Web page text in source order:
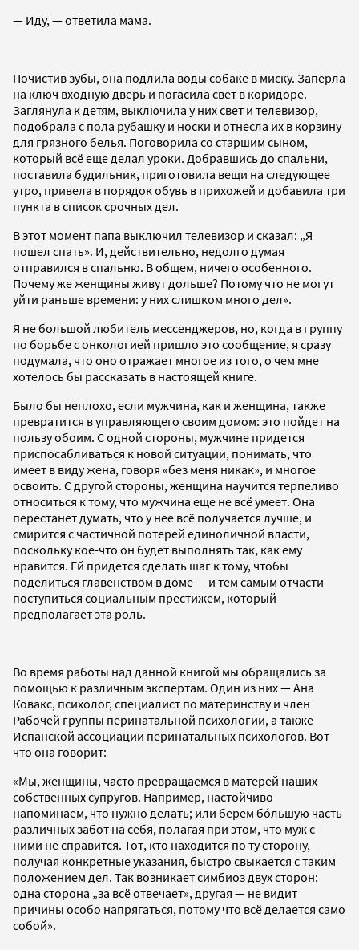
— Иду, — ответила мама.
Почистив зубы, она подлила воды собаке в миску. Заперла
на ключ входную дверь и погасила свет в коридоре.
Заглянула к детям, выключила у них свет и телевизор,
подобрала с пола рубашку и носки и отнесла их в корзину
для грязного белья. Поговорила со старшим сыном,
который всё еще делал уроки. Добравшись до спальни,
поставила будильник, приготовила вещи на следующее
утро, привела в порядок обувь в прихожей и добавила три
пункта в список срочных дел.
В этот момент папа выключил телевизор и сказал: „Я
пошел спать». И, действительно, недолго думая
отправился в спальню. В общем, ничего особенного.
Почему же женщины живут дольше? Потому что не могут
уйти раньше времени: у них слишком много дел».
Я не большой любитель мессенджеров, но, когда в группу
по борьбе с онкологией пришло это сообщение, я сразу
подумала, что оно отражает многое из того, о чем мне
хотелось бы рассказать в настоящей книге.
Было бы неплохо, если мужчина, как и женщина, также
превратится в управляющего своим домом: это пойдет на
пользу обоим. С одной стороны, мужчине придется
приспосабливаться к новой ситуации, понимать, что
имеет в виду жена, говоря «без меня никак», и многое
освоить. С другой стороны, женщина научится терпеливо
относиться к тому, что мужчина еще не всё умеет. Она
перестанет думать, что у нее всё получается лучше, и
смирится с частичной потерей единоличной власти,
поскольку кое-что он будет выполнять так, как ему
нравится. Ей придется сделать шаг к тому, чтобы
поделиться главенством в доме — и тем самым отчасти
поступиться социальным престижем, который
предполагает эта роль.
Во время работы над данной книгой мы обращались за
помощью к различным экспертам. Один из них — Ана
Ковакс, психолог, специалист по материнству и член
Рабочей группы перинатальной психологии, а также
Испанской ассоциации перинатальных психологов. Вот
что она говорит:
«Мы, женщины, часто превращаемся в матерей наших
собственных супругов. Например, настойчиво
напоминаем, что нужно делать; или берем бóльшую часть
различных забот на себя, полагая при этом, что муж с
ними не справится. Тот, кто находится по ту сторону,
получая конкретные указания, быстро свыкается с таким
положением дел. Так возникает симбиоз двух сторон:
одна сторона „за всё отвечает», другая — не видит
причины особо напрягаться, потому что всё делается само
собой».